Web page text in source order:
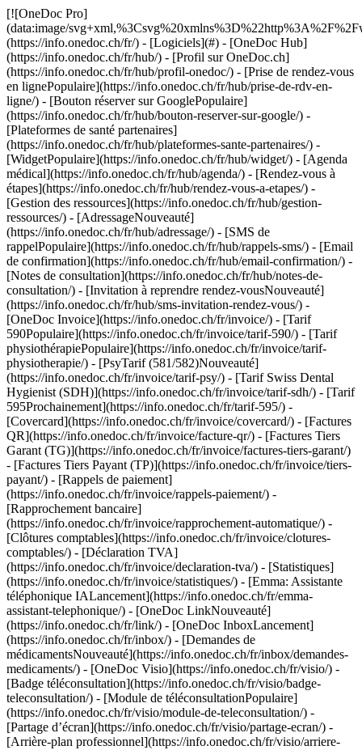
[![OneDoc Pro](data:image/svg+xml,%3Csvg%20xmlns%3D%22http%3A%2F%2Fwww.w3.org%2F2000%2Fsvg%22%20viewBox%3D%220%200%20110%2021%22%3E%3C%2Fsvg%3E)](https://info.onedoc.ch/fr/) - [Logiciels](#) - [OneDoc Hub](https://info.onedoc.ch/fr/hub/) - [Profil sur OneDoc.ch](https://info.onedoc.ch/fr/hub/profil-onedoc/) - [Prise de rendez-vous en lignePopulaire](https://info.onedoc.ch/fr/hub/prise-de-rdv-en-ligne/) - [Bouton réserver sur GooglePopulaire](https://info.onedoc.ch/fr/hub/bouton-reserver-sur-google/) - [Plateformes de santé partenaires](https://info.onedoc.ch/fr/hub/plateformes-sante-partenaires/) - [WidgetPopulaire](https://info.onedoc.ch/fr/hub/widget/) - [Agenda médical](https://info.onedoc.ch/fr/hub/agenda/) - [Rendez-vous à étapes](https://info.onedoc.ch/fr/hub/rendez-vous-a-etapes/) - [Gestion des ressources](https://info.onedoc.ch/fr/hub/gestion-ressources/) - [AdressageNouveauté](https://info.onedoc.ch/fr/hub/adressage/) - [SMS de rappelPopulaire](https://info.onedoc.ch/fr/hub/rappels-sms/) - [Email de confirmation](https://info.onedoc.ch/fr/hub/email-confirmation/) - [Notes de consultation](https://info.onedoc.ch/fr/hub/notes-de-consultation/) - [Invitation à reprendre rendez-vousNouveauté](https://info.onedoc.ch/fr/hub/sms-invitation-rendez-vous/) - [OneDoc Invoice](https://info.onedoc.ch/fr/invoice/) - [Tarif 590Populaire](https://info.onedoc.ch/fr/invoice/tarif-590/) - [Tarif physiothérapiePopulaire](https://info.onedoc.ch/fr/invoice/tarif-physiotherapie/) - [PsyTarif (581/582)Nouveauté](https://info.onedoc.ch/fr/invoice/tarif-psy/) - [Tarif Swiss Dental Hygienist (SDH)](https://info.onedoc.ch/fr/invoice/tarif-sdh/) - [Tarif 595Prochainement](https://info.onedoc.ch/fr/tarif-595/) - [Covercard](https://info.onedoc.ch/fr/invoice/covercard/) - [Factures QR](https://info.onedoc.ch/fr/invoice/facture-qr/) - [Factures Tiers Garant (TG)](https://info.onedoc.ch/fr/invoice/factures-tiers-garant/) - [Factures Tiers Payant (TP)](https://info.onedoc.ch/fr/invoice/tiers-payant/) - [Rappels de paiement](https://info.onedoc.ch/fr/invoice/rappels-paiement/) - [Rapprochement bancaire](https://info.onedoc.ch/fr/invoice/rapprochement-automatique/) - [Clôtures comptables](https://info.onedoc.ch/fr/invoice/clotures-comptables/) - [Déclaration TVA](https://info.onedoc.ch/fr/invoice/declaration-tva/) - [Statistiques](https://info.onedoc.ch/fr/invoice/statistiques/) - [Emma: Assistante téléphonique IALancement](https://info.onedoc.ch/fr/emma-assistant-telephonique/) - [OneDoc LinkNouveauté](https://info.onedoc.ch/fr/link/) - [OneDoc InboxLancement](https://info.onedoc.ch/fr/inbox/) - [Demandes de médicamentsNouveauté](https://info.onedoc.ch/fr/inbox/demandes-medicaments/) - [OneDoc Visio](https://info.onedoc.ch/fr/visio/) - [Badge téléconsultation](https://info.onedoc.ch/fr/visio/badge-teleconsultation/) - [Module de téléconsultationPopulaire](https://info.onedoc.ch/fr/visio/module-de-teleconsultation/) - [Partage d’écran](https://info.onedoc.ch/fr/visio/partage-ecran/) - [Arrière-plan professionnel](https://info.onedoc.ch/fr/visio/arriere-plan/) - [Contrôle de la vidéo et du son](https://info.onedoc.ch/fr/visio/controle-video-son/) - [Solutions](#) - [Par cas d’utilisation](https://info.onedoc.ch/fr/besoins/) - [Gagnez en visibilité](https://info.onedoc.ch/fr/besoins/ameliorer-votre-visibilite/) - [Attirez des nouveaux patients](https://info.onedoc.ch/fr/besoins/gagnez-patients/) - [Automatisez le suivi de vos patients existants](https://info.onedoc.ch/fr/besoins/suivi-patients-existants/) - [Fidélisez vos patientsPopulaire](https://info.onedoc.ch/fr/besoins/fidelisez-vos-patients/) - [Gérez les protocoles de soin](https://info.onedoc.ch/fr/besoins/gerez-protocoles-soins/) - [Gardez vos patients dans votre réseau](https://info.onedoc.ch/fr/besoins/gardez-patients-reseau/) - [Adressez vos patientsPopulaire](https://info.onedoc.ch/fr/besoins/adressez-vos-patients/) - [Recevez des demandes d’adressages](https://info.onedoc.ch/fr/besoins/recevez-demandes-adressage/) - [Limitez les no-showsPopulaire](https://info.onedoc.ch/fr/besoins/limitez-rdv-non-honores/) - [Absorbez plus de demandes patients](https://info.onedoc.ch/fr/besoins/absorbez-demandes-patients/) - [Réduisez le nombre d’appelsPopulaire](https://info.onedoc.ch/fr/besoins/reduisez-les-appels/) - [Restez en contact avec vos patients à distance](https://info.onedoc.ch/fr/besoins/restez-en-contact-avec-patients/) - [Créez et gérez vos factures](https://info.onedoc.ch/fr/besoins/creez-gerez-factures/) - [Par spécialité](https://info.onedoc.ch/fr/specialite/) - [Médecin généraliste](https://info.onedoc.ch/fr/specialite/medecin-generaliste/) - [Spécialiste](https://info.onedoc.ch/fr/specialite/specialiste/) - [Dentiste](https://info.onedoc.ch/fr/specialite/dentiste/) - [Hygiéniste dentaire](https://info.onedoc.ch/fr/specialite/hygieniste-dentaire/) - [PhysiothérapeutePopulaire](https://info.onedoc.ch/fr/specialite/physiotherapeute/) - [Thérapeute complémentaire](https://info.onedoc.ch/fr/specialite/therapeute/) - [PsychologuePopulaire](https://info.onedoc.ch/fr/specialite/psychologue/) - [Psychothérapeute](https://info.onedoc.ch/fr/specialite/psychotherapeute/) - [Ophtalmologue](https://info.onedoc.ch/fr/specialite/ophtalmologue/) - [DermatologuePopulaire](https://info.onedoc.ch/fr/specialite/dermatologue/) - [Pédiatre](https://info.onedoc.ch/fr/specialite/pediatre/) - [Gynécologue](https://info.onedoc.ch/fr/specialite/gynecologue/) - [Médecin esthétique](https://info.onedoc.ch/fr/specialite/medecin-esthetique/) - [Par type d’établissement de santé](https://info.onedoc.ch/fr/specialite/) - [Centre médical](https://info.onedoc.ch/fr/specialite/centre-medical/) - [Hôpital](https://info.onedoc.ch/fr/specialite/hopital/) - [Pharmacie](https://info.onedoc.ch/fr/specialite/pharmacie/) - [Centre d’imagerie médicale](https://info.onedoc.ch/fr/specialite/centre-imagerie-medicale/) - [Laboratoire d’analyses médicales](https://info.onedoc.ch/fr/specialite/laboratoire-analyses-medicales/) - [Audioprothésiste](https://info.onedoc.ch/fr/specialite/audioprothesiste/) - [Opticien](https://info.onedoc.ch/fr/specialite/opticien/) - [Passerelles](#) - [A-D](#) - [Aeskulap](https://info.onedoc.ch/fr/passerelles/aeskulap/) - [amétiq siMed](https://info.onedoc.ch/fr/passerelles/ametiq-simed/) - [Axenita](https://info.onedoc.ch/fr/passerelles/axenita-axonlab/) - [Carefolio](https://info.onedoc.ch/fr/passerelles/carefolio/) - [curaMED](https://info.onedoc.ch/fr/passerelles/curamed/) - [Delemed](https://info.onedoc.ch/fr/passerelles/delemed/) - [DentaGest](https://info.onedoc.ch/fr/passerelles/dentagest/) - [Denteo](https://info.onedoc.ch/fr/passerelles/denteo/) - [E-G](#) - [E-Medicus](https://info.onedoc.ch/fr/passerelles/e-medicus/) - [E-PAT](https://info.onedoc.ch/fr/passerelles/e-pat/) - [ElexisNouveauté](https://info.onedoc.ch/fr/passerelles/elexis/) - [ePaad](https://info.onedoc.ch/fr/passerelles/epaad/) - [ePhysio](https://info.onedoc.ch/fr/passerelles/ephysio/) - [ergodent](https://info.onedoc.ch/fr/passerelles/ergodent/) - [Eyesoft](https://info.onedoc.ch/fr/passerelles/eyesoft/) - [Google Calendar](https://info.onedoc.ch/fr/passerelles/google-calendar/) - [H-M](#) - [Handylife](https://info.onedoc.ch/fr/passerelles/handy-patients/) - [ifaNouveauté](https://info.onedoc.ch/fr/passerelles/ifa/) - [Hexabit Luna](https://info.onedoc.ch/fr/passerelles/hexabit-luna/) - [KISIM](https://info.onedoc.ch/fr/passerelles/cistec-kisim/) - [Liris](https://info.onedoc.ch/fr/passerelles/liris/) - [Medes](https://info.onedoc.ch/fr/passerelles/medes/) - [MediCloud](https://info.onedoc.ch/fr/passerelles/medicloud/) - [MediOnline](https://info.onedoc.ch/fr/passerelles/medionline-caisse-des-medecins/) - [Mediway](https://info.onedoc.ch/fr/passerelles/mediway/) - [N-Q](#) - [NereidaNouveauté](https://info.onedoc.ch/fr/passerelles/nereida/) - [NEXUS](https://info.onedoc.ch/fr/passerelles/nexus/) - [Oplus](https://info.onedoc.ch/fr/passerelles/oplus/) - [Outlook](https://info.onedoc.ch/fr/passerelles/outlook/) - [PhysioApp](https://info.onedoc.ch/fr/passerelles/physioapp/) - [Polavis](https://info.onedoc.ch/fr/passerelles/polavis/) - [Polypoint](https://info.onedoc.ch/fr/passerelles/polypoint/) - [PraxinovaNouveauté](https://info.onedoc.ch/fr/passerelles/praxinova/) - [ProPharma](https://info.onedoc.ch/fr/passerelles/propharma/) - [Pulse Medica](https://info.onedoc.ch/fr/passerelles/pulse-medica/) - [R-Z](#) - [RockethealthNouveauté](https://info.onedoc.ch/fr/passerelles/rockethealth/) - [SOFTplus](https://info.onedoc.ch/fr/passerelles/softplus/) - [Sokle](https://info.onedoc.ch/fr/passerelles/sokle/) - [tomedoNouveauté](https://info.onedoc.ch/fr/passerelles/tomedo/) - [Vitomed](https://info.onedoc.ch/fr/passerelles/vitomed-vitodata/) - [WinLogie](https://info.onedoc.ch/fr/passerelles/winlogie/) - [WinMed](https://info.onedoc.ch/fr/passerelles/winmed/) - [ZaWin](https://info.onedoc.ch/fr/passerelles/zawin/) - [Voir toutes nos passerelles](https://info.onedoc.ch/fr/passerelles/) - [Ressources](#) - [À propos de OneDoc](#) - [Raison d’être](https://info.onedoc.ch/fr/raison-d-etre/) - [Presse](https://info.onedoc.ch/fr/presse/) - [Blog](https://info.onedoc.ch/fr/blog/) - [Pour les médecins généralistes](https://info.onedoc.ch/fr/blog/medecins/) - [Pour les dentistes](https://info.onedoc.ch/fr/blog/dentistes/) - [Pour les hygiénistes dentaires](htt